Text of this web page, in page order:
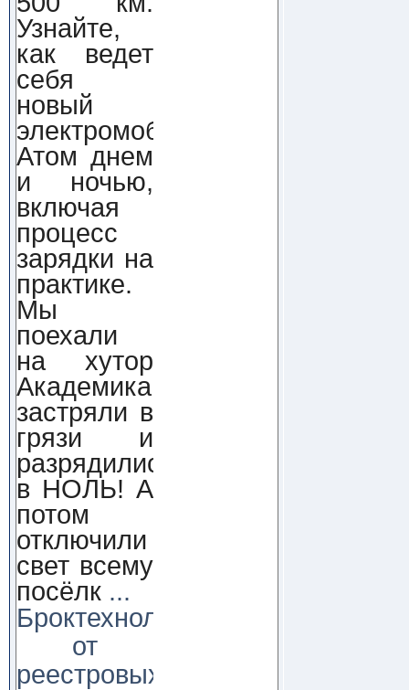
Узнайте,
как ведет
себя
новый
электромобиль
Атом днем
и ночью,
включая
процесс
зарядки на
практике.
Мы
поехали
на хутор
Академика,
застряли в
грязи и
разрядились
в НОЛЬ! А
потом
отключили
свет всему
посёлк ...
Броктехнолоджи:
от
реестровых